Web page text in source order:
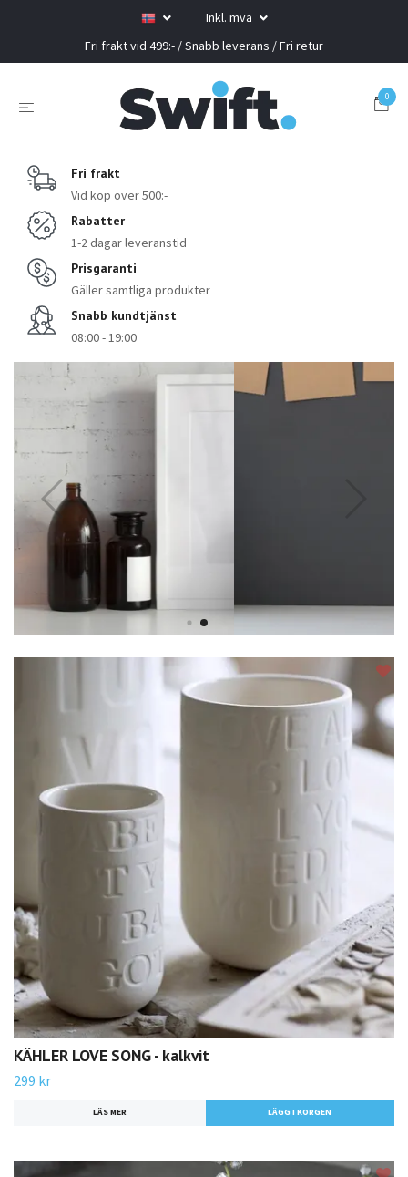
Inkl. mva
Fri frakt vid 499:- / Snabb leverans / Fri retur
0
Fri frakt
Vid köp över 500:-
Rabatter
1-2 dagar leveranstid
Prisgaranti
Gäller samtliga produkter
Snabb kundtjänst
08:00 - 19:00
Inredningstips med keramik
Vaser och krukor kan göra stor skillnad för
helhetskänslan
LÄS ARTIKELN
KÄHLER LOVE SONG - kalkvit
299 kr
LÄS MER